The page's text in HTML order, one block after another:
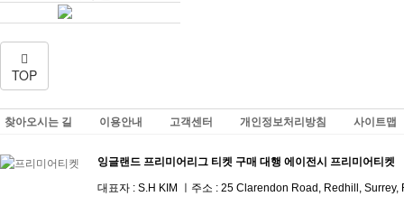
TOP
찾아오시는 길 이용안내 고객센터 개인정보처리방침 사이트맵
잉글랜드 프리미어리그 티켓 구매 대행 에이전시 프리미어티켓
대표자 : S.H KIM ㅣ주소 : 25 Clarendon Road, Redhill, Surrey,